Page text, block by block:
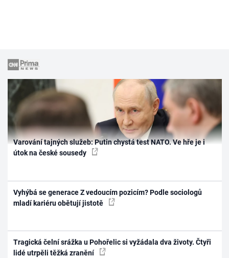
Varování tajných služeb: Putin chystá test NATO. Ve hře je i
útok na české sousedy
Vyhýbá se generace Z vedoucím pozicím? Podle sociologů
mladí kariéru obětují jistotě
Tragická čelní srážka u Pohořelic si vyžádala dva životy. Čtyři
lidé utrpěli těžká zranění